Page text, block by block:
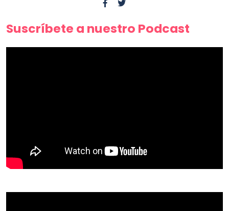
Suscríbete a nuestro Podcast